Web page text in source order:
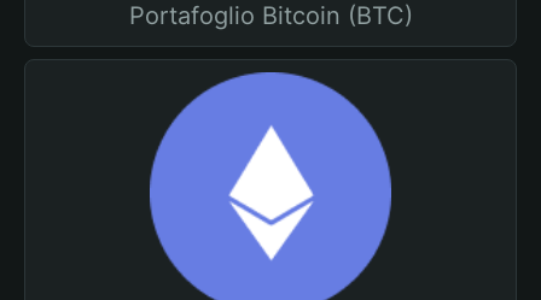
Portafoglio Bitcoin (BTC)